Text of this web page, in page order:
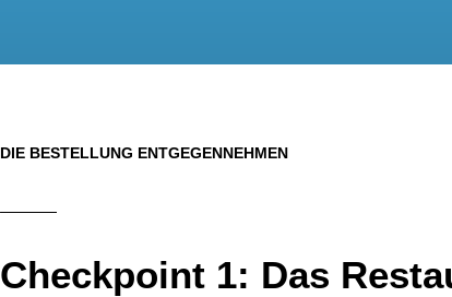
DIE BESTELLUNG ENTGEGENNEHMEN
Checkpoint 1: Das